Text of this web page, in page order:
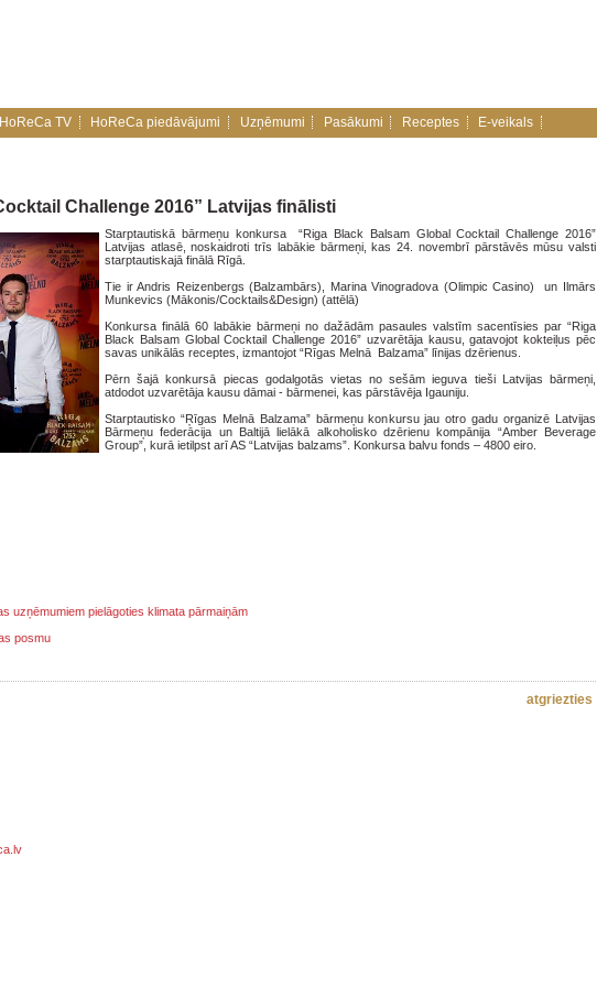
HoReCa TV HoReCa piedāvājumi Uzņēmumi Pasākumi Receptes E-veikals
Challenge 2016” Latvijas finālisti
Starptautiskā bārmeņu konkursa “Riga Black Balsam Global Cocktail Challenge 2016”
Latvijas atlasē, noskaidroti trīs labākie bārmeņi, kas 24. novembrī pārstāvēs mūsu valsti
starptautiskajā finālā Rīgā.
Tie ir Andris Reizenbergs (Balzambārs), Marina Vinogradova (Olimpic Casino) un Ilmārs
Munkevics (Mākonis/Cocktails&Design) (attēlā)
Konkursa finālā 60 labākie bārmeņi no dažādām pasaules valstīm sacentīsies par “Riga
Black Balsam Global Cocktail Challenge 2016” uzvarētāja kausu, gatavojot kokteiļus pēc
savas unikālās receptes, izmantojot “Rīgas Melnā Balzama” līnijas dzērienus.
Pērn šajā konkursā piecas godalgotās vietas no sešām ieguva tieši Latvijas bārmeņi,
atdodot uzvarētāja kausu dāmai - bārmenei, kas pārstāvēja Igauniju.
Starptautisko “Ŗīgas Melnā Balzama” bārmeņu konkursu jau otro gadu organizē Latvijas
Bārmeņu federācija un Baltijā lielākā alkoholisko dzērienu kompānija “Amber Beverage
Group”, kurā ietilpst arī AS “Latvijas balzams”. Konkursa balvu fonds – 4800 eiro.
uzņēmumiem pielāgoties klimata pārmaiņām
posmu
atgriezties